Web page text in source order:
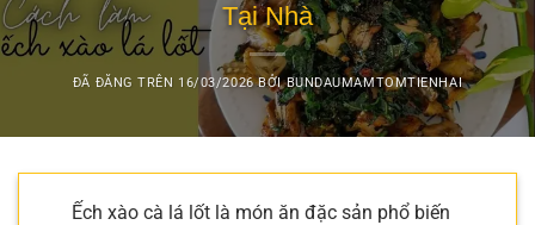
Tại Nhà
ĐÃ ĐĂNG TRÊN 16/03/2026 BỞIBUNDAUMAMTOMTIENHAI
Ếch xào cà lá lốt là món ăn đặc sản phổ biến